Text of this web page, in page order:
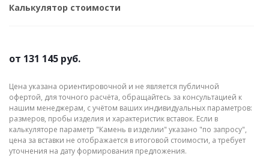
Калькулятор стоимости
от 131 145 руб.
Цена указана ориентировочной и не является публичной
офертой, для точного расчёта, обращайтесь за консультацией к
нашим менеджерам, с учётом ваших индивидуальных параметров:
размеров, пробы изделия и характеристик вставок. Если в
калькуляторе параметр "Камень в изделии" указано "по запросу",
цена за вставки не отображается в итоговой стоимости, а требует
уточнения на дату формирования предложения.